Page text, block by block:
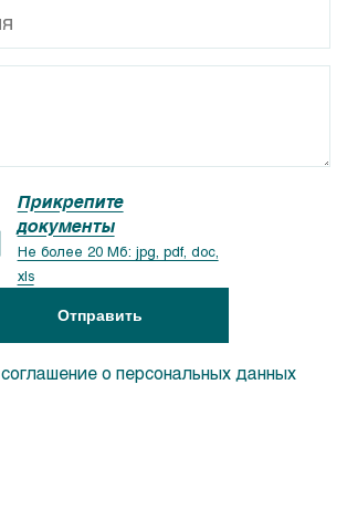
Прикрепите
документы
Не более 20 Мб: jpg, pdf, doc,
xls
Отправить
соглашение о персональных данных